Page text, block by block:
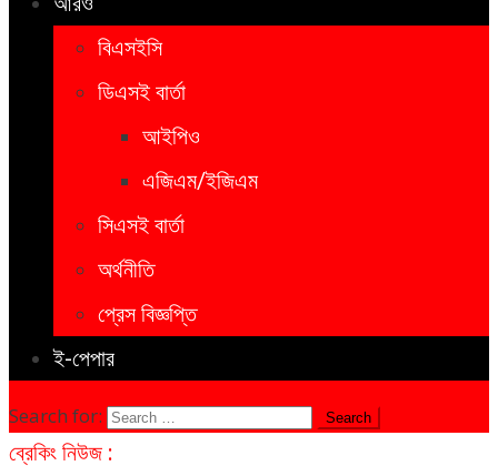
বিএসইসি
ডিএসই বার্তা
আইপিও
এজিএম/ইজিএম
সিএসই বার্তা
অর্থনীতি
প্রেস বিজ্ঞপ্তি
ই-পেপার
Search for:
ব্রেকিং নিউজ :